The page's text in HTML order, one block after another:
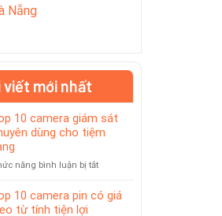
Nẵng
viết mới nhất
10 camera giám sát
dùng cho tiệm
năng bình luận bị tắtở
10
camera
10 camera pin có giá
từ tính tiện lợi